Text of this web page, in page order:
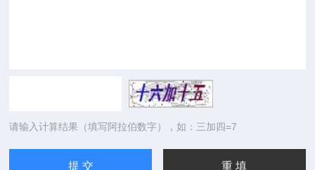
请输入计算结果（填写阿拉伯数字），如：三加四=7